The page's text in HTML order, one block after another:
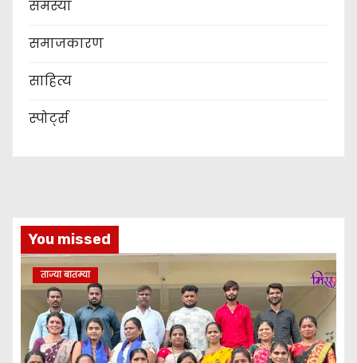
समस्या
समाजकारण
साहित्य
स्पोर्ट्स
You missed
ताज्या बातम्या